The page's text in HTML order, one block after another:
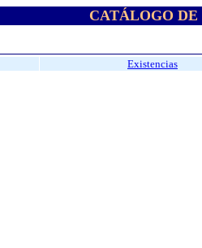
CATÁLOGO DE
Existencias